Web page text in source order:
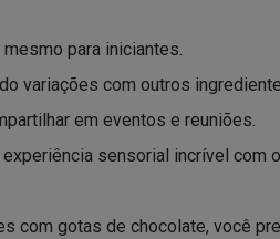
mesmo para iniciantes.
variações com outros
em eventos e reuniões.
experiência sensorial incrível com
com gotas de chocolate, você